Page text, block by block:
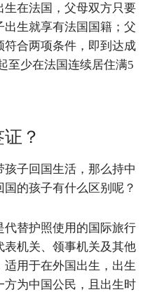
在法国，父母双方只要
生就享有法国国籍；父
合两项条件，即到达成
至少在法国连续居住满5
？
子回国生活，那么持中
的孩子有什么区别呢？
代替护照使用的国际旅行
机关、领事机关及其他
用于在外国出生，出生
为中国公民，且出生时